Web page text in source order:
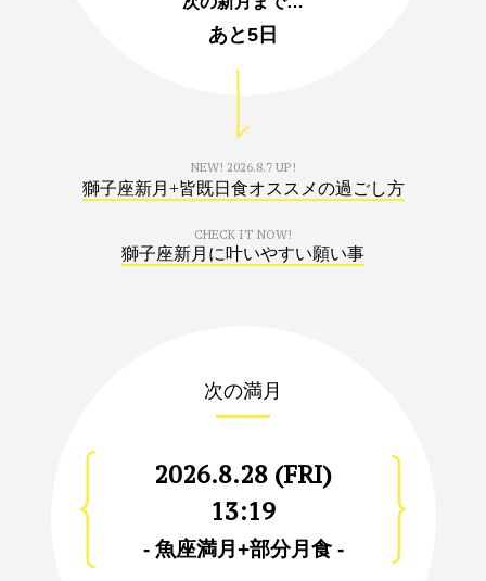
あと5日
NEW! 2026.8.7 UP!
獅子座新月+皆既日食オススメの過ごし方
CHECK IT NOW!
獅子座新月に叶いやすい願い事
次の満月
2026.8.28 (FRI)
13:19
- 魚座満月+部分月食 -